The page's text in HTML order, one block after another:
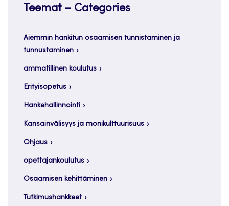
Teemat – Categories
Aiemmin hankitun osaamisen tunnistaminen ja
tunnustaminen
ammatillinen koulutus
Erityisopetus
Hankehallinnointi
Kansainvälisyys ja monikulttuurisuus
Ohjaus
opettajankoulutus
Osaamisen kehittäminen
Tutkimushankkeet